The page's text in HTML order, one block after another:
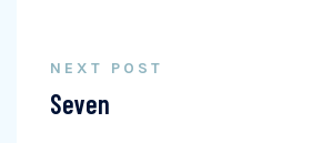
NEXT POST
Seven